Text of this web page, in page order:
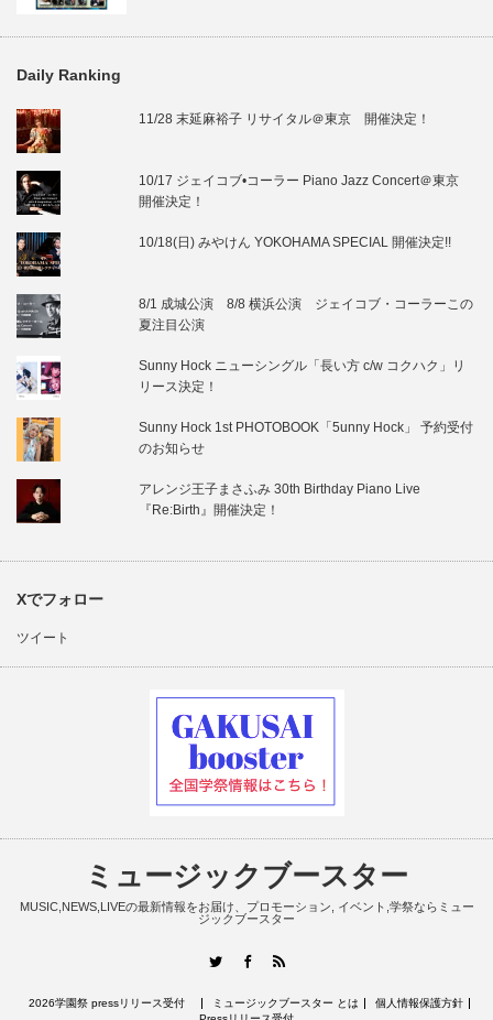
Daily Ranking
11/28 末延麻裕子 リサイタル＠東京 開催決定！
10/17 ジェイコブ•コーラー Piano Jazz Concert＠東京
開催決定！
10/18(日) みやけん YOKOHAMA SPECIAL 開催決定!!
8/1 成城公演 8/8 横浜公演 ジェイコブ・コーラーこの
夏注目公演
Sunny Hock ニューシングル「長い方 c/w コクハク」リ
リース決定！
Sunny Hock 1st PHOTOBOOK「5unny Hock」 予約受付
のお知らせ
アレンジ王子まさふみ 30th Birthday Piano Live
『Re:Birth』開催決定！
Xでフォロー
ツイート
ミュージックブースター
MUSIC,NEWS,LIVEの最新情報をお届け、プロモーション, イベント,学祭ならミュー
ジックブースター
TwitterFacebook
2026学園祭 pressリリース受付 ミュージックブースター とは
個人情報保護方針